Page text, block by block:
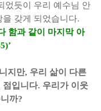
었듯이 우리 예수님 안
을 갖게 되었습니다.
함과 같이 마지막 아
지만, 우리 삶이 다른
점입니다. 우리가 이웃
까?